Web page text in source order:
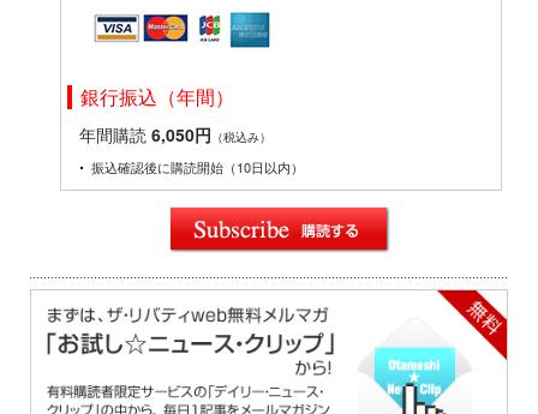
銀行振込（年間）
年間購読 6,050円 （税込み）
振込確認後に購読開始（10日以内）